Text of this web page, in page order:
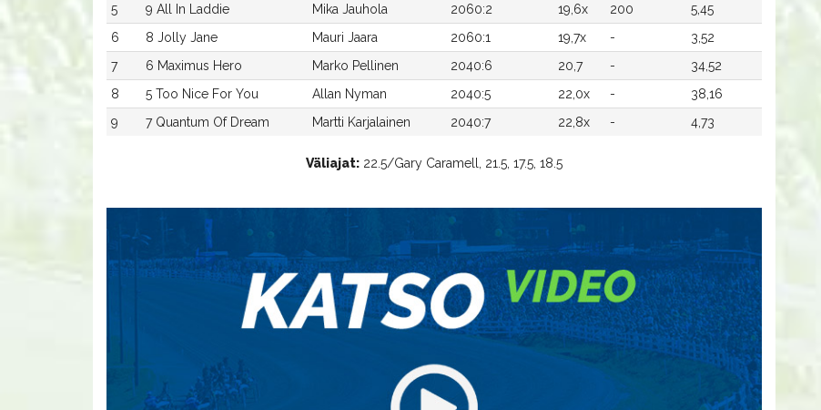
5
9 All In Laddie Mika Jauhola 2060:2 19,6x 200
5,45
6
8 Jolly Jane Mauri Jaara 2060:1 19,7x -
3,52
7
6 Maximus Hero Marko Pellinen 2040:6 20,7 -
34,52
8
5 Too Nice For You Allan Nyman 2040:5 22,0x -
38,16
9
7 Quantum Of Dream Martti Karjalainen 2040:7 22,8x - 4,73
Väliajat: 22.5/Gary Caramell, 21.5, 17.5, 18.5